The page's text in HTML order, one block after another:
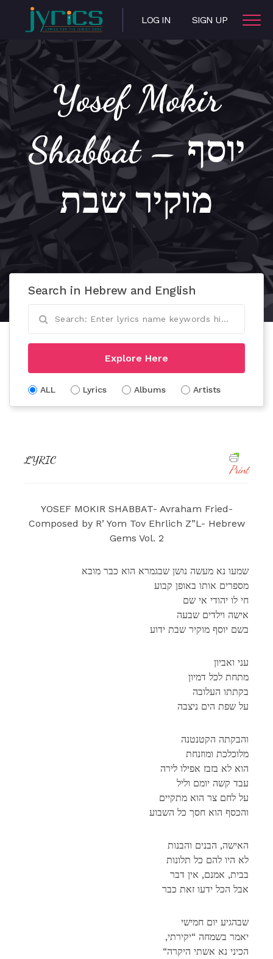
LOG IN SIGN UP
Yosef Mokir
Shabbat – יוסף
מוקיר שבת
Search in Hebrew and English
Explore Here
ALL Lyrics Albums Artists
LYRIC
Print
YOSEF MOKIR SHABBAT- Avraham Fried-
Composed by R’ Yom Tov Ehrlich Z”L- Hebrew
Gems Vol. 2
שמעו נא מעשה נושן שבגמרא הוא כבר מובא
מספרים אותו באופן קבוע
חי לו יהודי אי שם
אישה וילדים שבעה
בשם יוסף מוקיר שבת ידוע
עני ואביון
מתחת לכל דמיון
בקתתו העלובה
על שפת הים ניצבה
והבקתה הקטנטנה
מלוכלכת ומוזנחת
הוא לא בזבז אפילו לירה
עבד קשה יומם וליל
על לחם צר הוא מתקיים
והכסף הוא חסך כל השבוע
האישה, הבנים והבנות
לא היו להם כל תלונות
בבית, אמנם, אין דבר
אבל הכל ידעו זאת כבר
שבהגיע יום חמישי
,יאמר בשמחה “יקירתי
“הכיני נא אשתי היקרה